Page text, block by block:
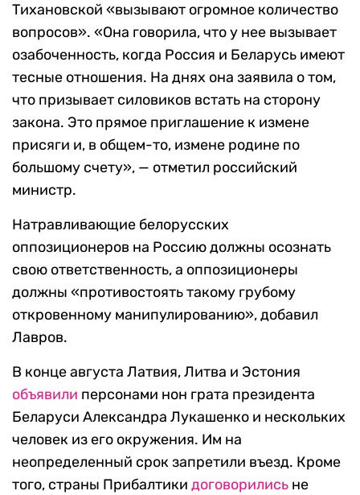
Тихановской «вызывают огромное количество
вопросов». «Она говорила, что у нее вызывает
озабоченность, когда Россия и Беларусь имеют
тесные отношения. На днях она заявила о том,
что призывает силовиков встать на сторону
закона. Это прямое приглашение к измене
присяги и, в общем-то, измене родине по
большому счету», — отметил российский
министр.
Натравливающие белорусских
оппозиционеров на Россию должны осознать
свою ответственность, а оппозиционеры
должны «противостоять такому грубому
откровенному манипулированию», добавил
Лавров.
В конце августа Латвия, Литва и Эстония
объявили персонами нон грата президента
Беларуси Александра Лукашенко и нескольких
человек из его окружения. Им на
неопределенный срок запретили въезд. Кроме
того, страны Прибалтики договорились не